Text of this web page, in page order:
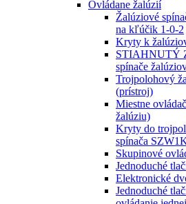
Ovládane žalúzií
Žalúziové
na kľúčik 1-0-2
Kryty k
STIAHNUTÝ
spínače
Trojpolohový
(prístroj)
Miestne
žalúziu)
Kryty do
spínača
Skupinové
Jednoduché
Elektronické
Jednoduché